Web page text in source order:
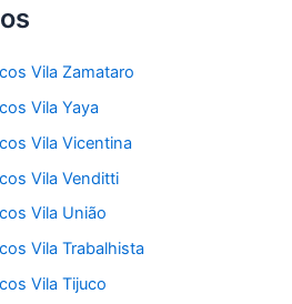
Vila Zamataro
Vila Yaya
Vila Vicentina
Vila Venditti
Vila União
Vila Trabalhista
Vila Tijuco